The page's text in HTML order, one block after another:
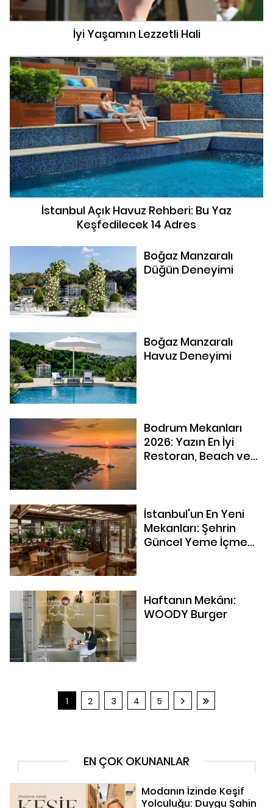
İyi Yaşamın Lezzetli Hali
İstanbul Açık Havuz Rehberi: Bu Yaz
Keşfedilecek 14 Adres
Boğaz Manzaralı
Düğün Deneyimi
Boğaz Manzaralı
Havuz Deneyimi
Bodrum Mekanları
2026: Yazın En İyi
Restoran, Beach ve
İstanbul'un En Yeni
Mekanları: Şehrin
Güncel Yeme İçme
Haftanın Mekânı:
WOODY Burger
1 2 3 4 5
EN ÇOK OKUNANLAR
Modanın İzinde Keşif
Yolculuğu: Duygu Şahin